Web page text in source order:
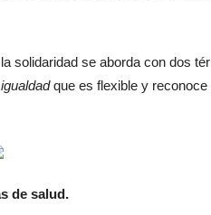
solidaridad se aborda con dos
igualdadque es flexible y reconoce
de salud.